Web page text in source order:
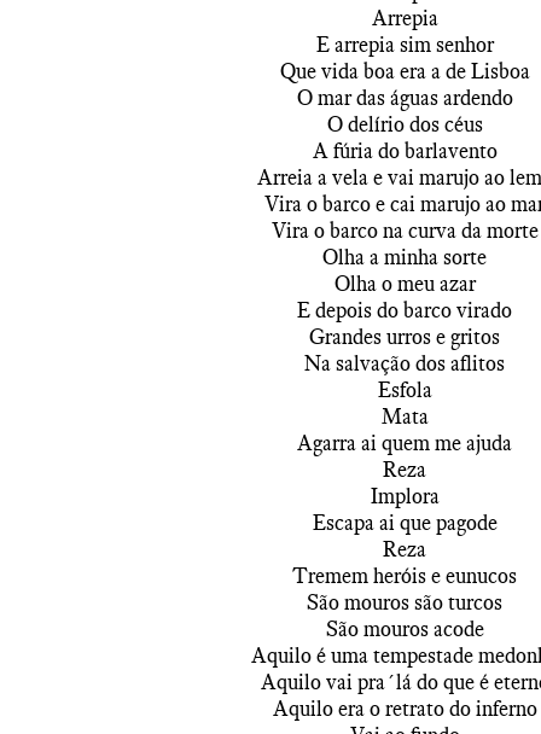
Arrepia
E arrepia sim senhor
Que vida boa era a de Lisboa
O mar das águas ardendo
O delírio dos céus
A fúria do barlavento
Arreia a vela e vai marujo ao
Vira o barco e cai marujo ao
Vira o barco na curva da morte
Olha a minha sorte
Olha o meu azar
E depois do barco virado
Grandes urros e gritos
Na salvação dos aflitos
Esfola
Mata
Agarra ai quem me ajuda
Reza
Implora
Escapa ai que pagode
Reza
Tremem heróis e eunucos
São mouros são turcos
São mouros acode
Aquilo é uma tempestade
Aquilo vai pra´lá do que é
Aquilo era o retrato do inferno